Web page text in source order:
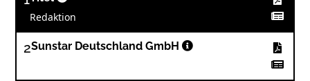
Redaktion
2Sunstar Deutschland GmbH